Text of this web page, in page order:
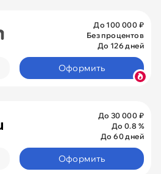
До 100 000 ₽
Без процентов
До 126 дней
Оформить
До 30 000 ₽
До 0.8 %
До 60 дней
Оформить